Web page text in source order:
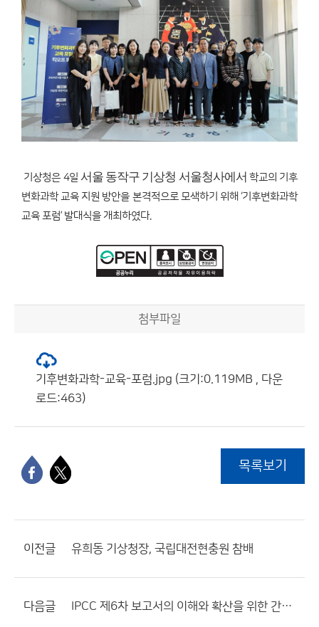
기상청은 4일 서울 동작구 기상청 서울청사에서 학교의 기후
변화과학 교육 지원 방안을 본격적으로 모색하기 위해 ‘기후변화과학
교육 포럼’ 발대식을 개최하였다.
첨부파일
기후변화과학-교육-포럼.jpg (크기:0.119MB , 다운
로드:463)
목록보기
이전글 유희동 기상청장, 국립대전현충원 참배
다음글 IPCC 제6차 보고서의 이해와 확산을 위한 간담회